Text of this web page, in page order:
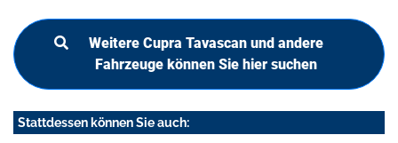
Weitere Cupra Tavascan und andere
Fahrzeuge können Sie hier suchen
Stattdessen können Sie auch: